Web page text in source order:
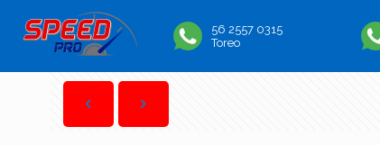
56 2557 0315
Toreo